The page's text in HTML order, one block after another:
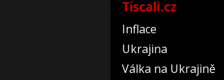
Tiscali.cz
Inflace
Ukrajina
Válka na Ukrajině